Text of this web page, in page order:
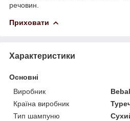
речовин.
Приховати
Характеристики
Основні
Виробник
Країна виробник
Тип шампуню